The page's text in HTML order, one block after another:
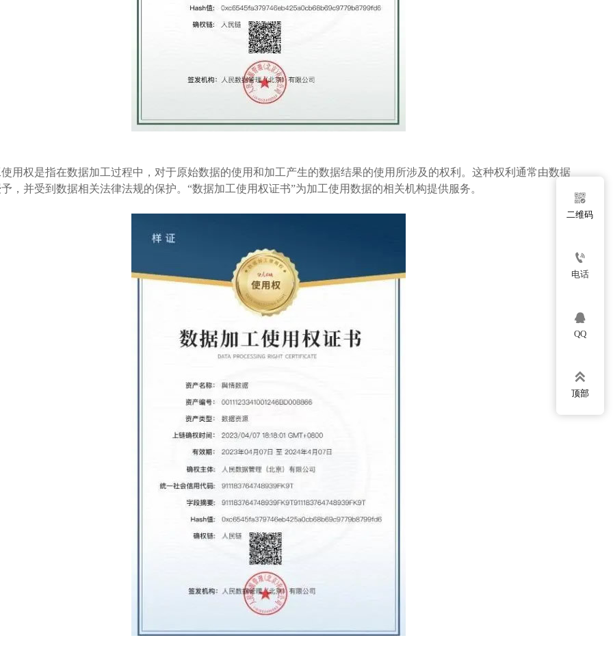
用权是指在数据加工过程中，对于原始数据的使用和加工产生的数据结果的使用所涉及的权利。这种权利通常由数据
，并受到数据相关法律法规的保护。“数据加工使用权证书”为加工使用数据的相关机构提供服务。

二维码

电话

QQ

顶部